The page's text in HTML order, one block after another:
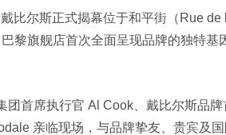
比尔斯正式揭幕位于和平街（Rue
黎旗舰店首次全面呈现品牌的独特基
首席执行官 Al Cook、戴比尔斯品
亲临现场，与品牌挚友、贵宾及